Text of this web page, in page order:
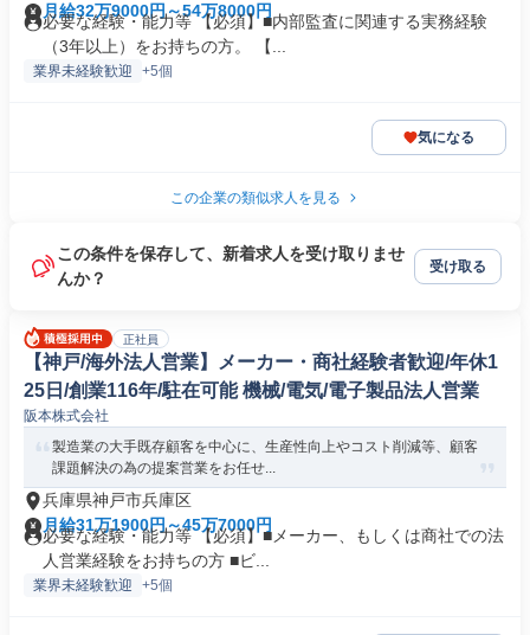
月給32万9000円～54万8000円
必要な経験・能力等 【必須】■内部監査に関連する実務経験
（3年以上）をお持ちの方。 【...
業界未経験歓迎 +5個
気になる
この企業の類似求人を見る
この条件を保存して、新着求人を受け取りませ
んか？
受け取る
正社員
【神戸/海外法人営業】メーカー・商社経験者歓迎/年休1
25日/創業116年/駐在可能 機械/電気/電子製品法人営業
阪本株式会社
製造業の大手既存顧客を中心に、生産性向上やコスト削減等、顧客
課題解決の為の提案営業をお任せ...
兵庫県神戸市兵庫区
月給31万1900円～45万7000円
必要な経験・能力等 【必須】■メーカー、もしくは商社での法
人営業経験をお持ちの方 ■ビ...
業界未経験歓迎 +5個